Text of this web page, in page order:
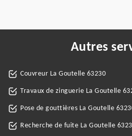
Autres
Couvreur La Goutelle 63230
Travaux de zinguerie La Goutelle
Pose de gouttières La Goutelle
Recherche de fuite La Goutelle